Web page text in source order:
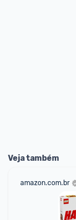
Veja também
amazon.com.br